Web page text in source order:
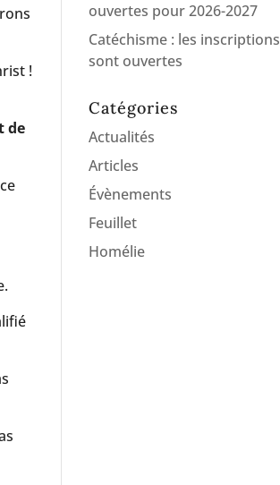
!
de
ouvertes pour 2026-2027
Catéchisme : les inscriptions
sont ouvertes
Catégories
Actualités
Articles
Évènements
Feuillet
Homélie